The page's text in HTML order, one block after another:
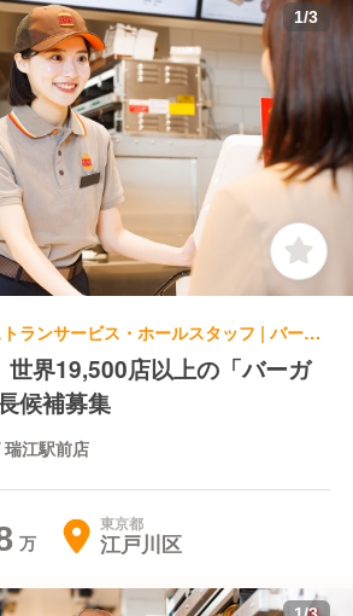
1/3
ファストフード | レストランサービス・ホールスタッフ | バーガーキング 瑞江駅前店
世界19,500店以上の「バーガ
候補募集
江駅前店
東京都
江戸川区